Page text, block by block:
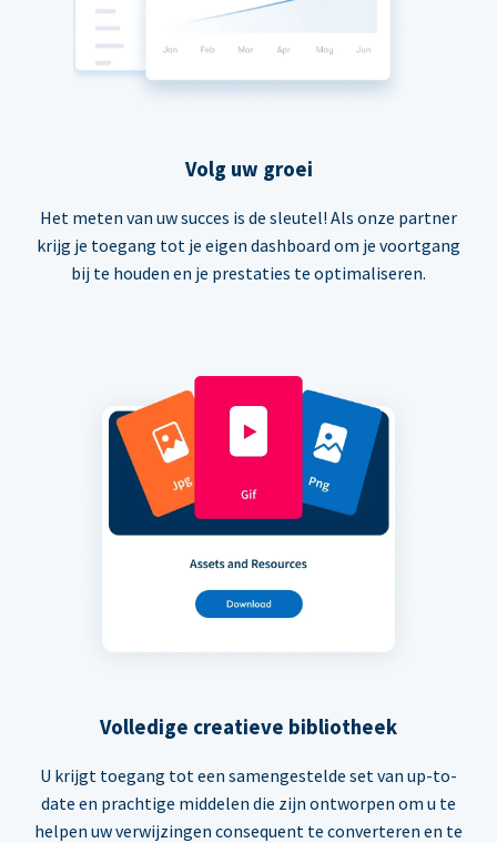
Volg uw groei
Het meten van uw succes is de sleutel! Als onze partner
krijg je toegang tot je eigen dashboard om je voortgang
bij te houden en je prestaties te optimaliseren.
Volledige creatieve bibliotheek
U krijgt toegang tot een samengestelde set van up-to-
date en prachtige middelen die zijn ontworpen om u te
helpen uw verwijzingen consequent te converteren en te